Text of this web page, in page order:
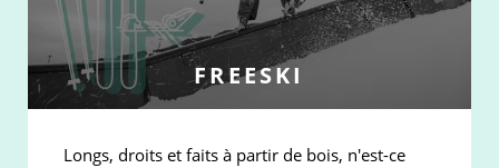
FREESKI
Longs, droits et faits à partir de bois, n'est-ce